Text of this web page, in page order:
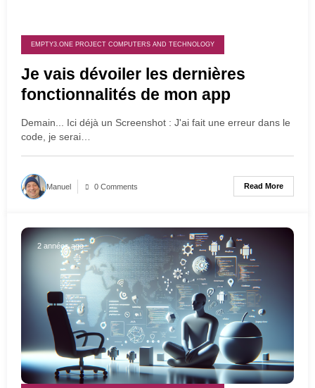
EMPTY3.ONE PROJECT COMPUTERS AND TECHNOLOGY
Je vais dévoiler les dernières
fonctionnalités de mon app
Demain... Ici déjà un Screenshot : J'ai fait une erreur dans le
code, je serai…
Manuel 0 Comments Read More
2 années ago